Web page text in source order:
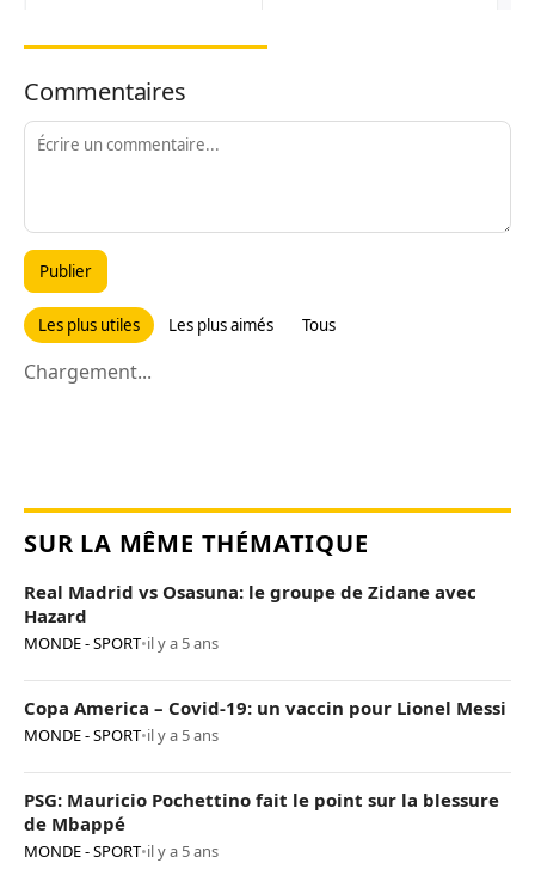
Commentaires
Publier
Les plus utiles Les plus aimés Tous
Chargement...
SUR LA MÊME THÉMATIQUE
Real Madrid vs Osasuna: le groupe de Zidane avec
Hazard
MONDE - SPORT•il y a 5 ans
Copa America – Covid-19: un vaccin pour Lionel Messi
MONDE - SPORT•il y a 5 ans
PSG: Mauricio Pochettino fait le point sur la blessure
de Mbappé
MONDE - SPORT•il y a 5 ans